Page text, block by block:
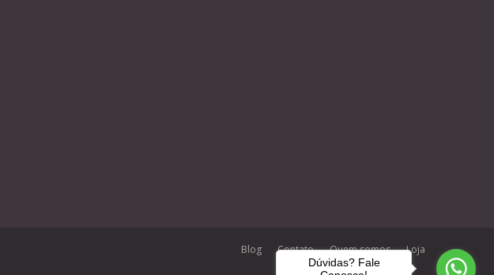
Blog Contato Quem somos Loja
Dúvidas? Fale